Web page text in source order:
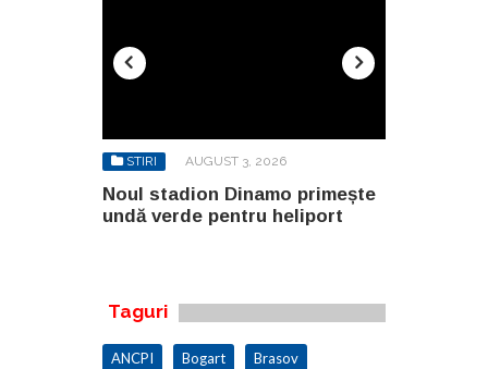
STIRI AUGUST 3, 2026
Noul stadion Dinamo primește
undă verde pentru heliport
Taguri
ANCPI Bogart Brasov